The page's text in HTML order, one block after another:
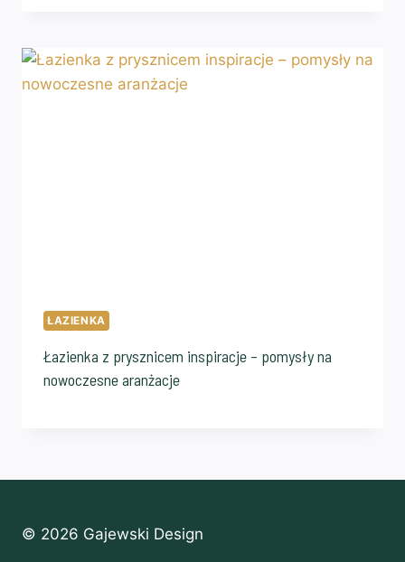
ŁAZIENKA
Łazienka z prysznicem inspiracje – pomysły na
nowoczesne aranżacje
© 2026 Gajewski Design